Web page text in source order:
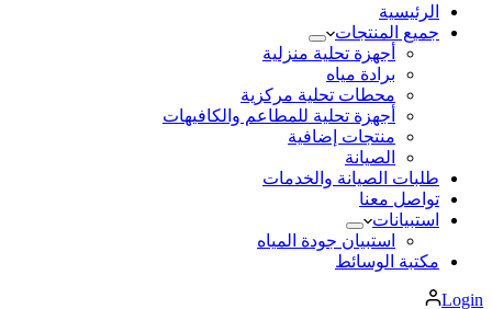
الرئيسية
جميع المنتجات
أجهزة تحلية منزلية
برادة مياه
محطات تحلية مركزية
أجهزة تحلية للمطاعم والكافيهات
منتجات إضافية
الصيانة
طلبات الصيانة والخدمات
تواصل معنا
استبيانات
استبيان جودة المياه
مكتبة الوسائط
Login